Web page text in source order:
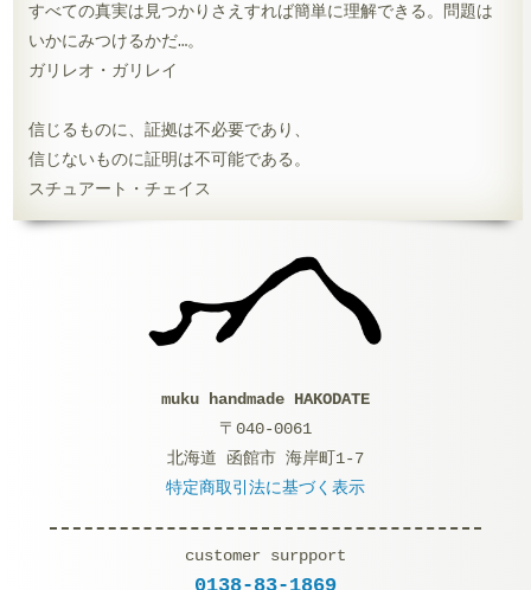
すべての真実は見つかりさえすれば簡単に理解できる。問題は
いかにみつけるかだ…。
ガリレオ・ガリレイ
信じるものに、証拠は不必要であり、
信じないものに証明は不可能である。
スチュアート・チェイス
muku handmade HAKODATE
〒040-0061
北海道 函館市 海岸町1-7
特定商取引法に基づく表示
customer surpport